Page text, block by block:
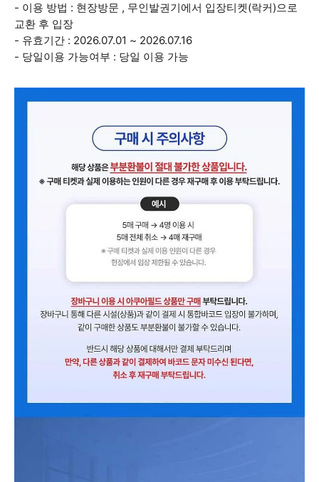
- 이용 방법 : 현장방문 , 무인발권기에서 입장티켓(락커)으로
교환 후 입장
- 유효기간 : 2026.07.01 ~ 2026.07.16
- 당일이용 가능여부 : 당일 이용 가능